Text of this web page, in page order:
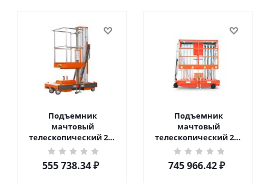
Подъемник
мачтовый
телескопический 200
кг 6 м TOR GTWY6-200S
DC 2-мачтовый
(автономный) (G) в
555 738.34₽
Подъемник
мачтовый
телескопический 200
кг 10 м TOR GTWY10-
200S DC 2-мачтовый
(автономный) (N) в
745 966.42₽